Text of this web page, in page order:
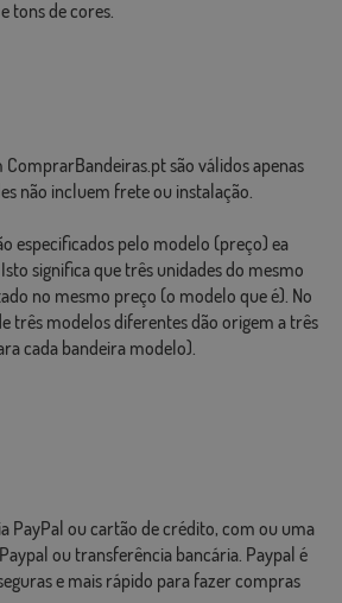
e tons de cores.
ComprarBandeiras.pt são válidos apenas
não incluem frete ou instalação.
especificados pelo modelo (preço) ea
significa que três unidades do mesmo
no mesmo preço (o modelo que é). No
três modelos diferentes dão origem a três
cada bandeira modelo).
PayPal ou cartão de crédito, com ou uma
ou transferência bancária. Paypal é
e mais rápido para fazer compras